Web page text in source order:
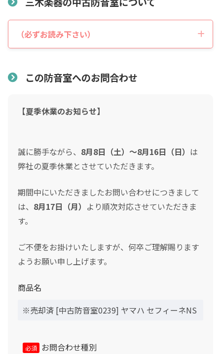
税込価格合計*
頭金
頭金の金額をスライドして下さい（1万円単位）
0
ボーナス月の加算（上乗せ）金額をスライドして下さい（1万円単位）
シュミレーション結果
月々のお支払金額
（初回月のみ）お支払金額
（必ずお読み下さい）
価格には中古品本体価格、基本運送組立費、消費税額を含
発生する場合があります。
ション品、基本運送組立費、新品当時の消費税率を含んだ
参考価格です。（ヤマハ「音レント」レンタル専用品番の
消費税率を含んだ参考価格）
設置について
域等により出張費加算の場合あり）原則として近畿圏のみ
納入可能ですが、遠方の場合はご相談下さい。
設置に必要な寸法については室外寸法に加え、壁から5セ
防音室用の電源は設置室の壁コンセントを使用します。コ
あります。
この防音室へのお問合わせ
【夏季休業のお知らせ】
誠に勝手ながら、 8月8日（土）～8月16日（日） は
弊社の夏季休業とさせていただきます。
期間中にいただきましたお問い合わせにつきまして
は、 8月17日（月） より順次対応させていただきま
す。
ご不便をお掛けいたしますが、何卒ご理解賜ります
ようお願い申し上げます。
商品名
必須 お問合わせ種別